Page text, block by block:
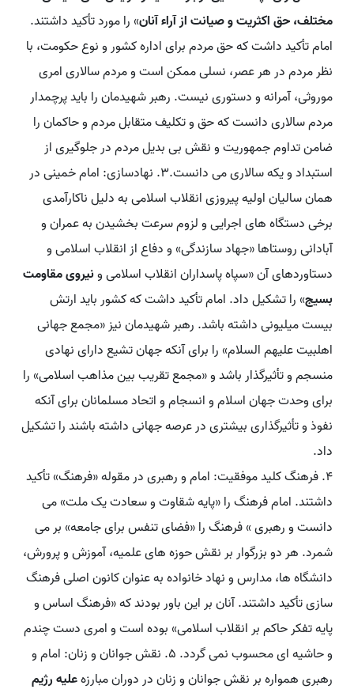
مختلف، حق اکثریت و صیانت از آراء آنان» را مورد تأکید داشتند.
امام تأکید داشت که حق مردم برای اداره کشور و نوع حکومت، با
نظر مردم در هر عصر، نسلی ممکن است و مردم سالاری امری
موروثی، آمرانه و دستوری نیست. رهبر شهیدمان را باید پرچمدار
مردم سالاری دانست که حق و تکلیف متقابل مردم و حاکمان را
ضامن تداوم جمهوریت و نقش بی بدیل مردم در جلوگیری از
استبداد و یکه سالاری می دانست.3. نهادسازی: امام خمینی در
همان سالیان اولیه پیروزی انقلاب اسلامی به دلیل ناکارآمدی
برخی دستگاه های اجرایی و لزوم سرعت بخشیدن به عمران و
آبادانی روستاها «جهاد سازندگی» و دفاع از انقلاب اسلامی و
دستاوردهای آن «سپاه پاسداران انقلاب اسلامی ونیروی مقاومت
بسیج» را تشکیل داد. امام تأکید داشت که کشور باید ارتش
بیست میلیونی داشته باشد. رهبر شهیدمان نیز «مجمع جهانی
اهلبیت علیهم السلام» را برای آنکه جهان تشیع دارای نهادی
منسجم و تأثیرگذار باشد و «مجمع تقریب بین مذاهب اسلامی» را
برای وحدت جهان اسلام و انسجام و اتحاد مسلمانان برای آنکه
نفوذ و تأثیرگذاری بیشتری در عرصه جهانی داشته باشند را تشکیل
داد.
4. فرهنگ کلید موفقیت: امام و رهبری در مقوله «فرهنگ» تأکید
داشتند. امام فرهنگ را «پایه شقاوت و سعادت یک ملت» می
دانست و رهبری » فرهنگ را «فضای تنفس برای جامعه» بر می
شمرد. هر دو بزرگوار بر نقش حوزه های علمیه، آموزش و پرورش،
دانشگاه ها، مدارس و نهاد خانواده به عنوان کانون اصلی فرهنگ
سازی تأکید داشتند. آنان بر این باور بودند که «فرهنگ اساس و
پایه تفکر حاکم بر انقلاب اسلامی» بوده است و امری دست چندم
و حاشیه ای محسوب نمی گردد. 5. نقش جوانان و زنان: امام و
رهبری همواره بر نقش جوانان و زنان در دوران مبارزهعلیه رژیم